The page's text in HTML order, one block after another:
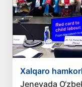
Xalqaro
Jenevada